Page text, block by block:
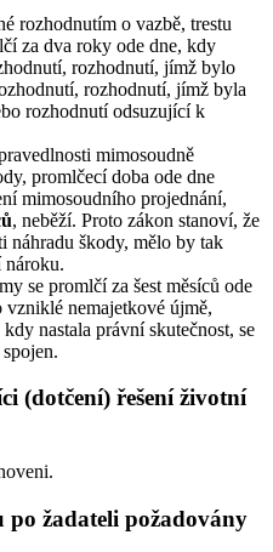
rozhodnutím o vazbě, trestu
za dva roky ode dne, kdy
rozhodnutí, jímž bylo
rozhodnutí, jímž byla
rozhodnutí odsuzující k
mimosoudně
promlčecí doba ode dne
mimosoudního projednání,
, neběží. Proto zákon stanoví, že
náhradu škody, mělo by tak
nároku.
se promlčí za šest měsíců ode
vzniklé nemajetkové újmě,
nastala právní skutečnost, se
(dotčení) řešení životní
po žadateli požadovány